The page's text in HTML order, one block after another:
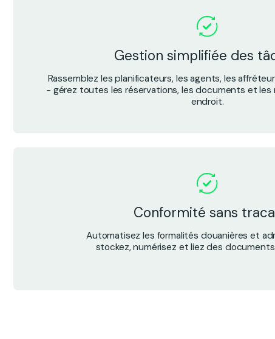
Gestion simplifiée des
Rassemblez les planificateurs, les agents, les
- gérez toutes les réservations, les documents et les
endroit.
Conformité sans
Automatisez les formalités douanières et
stockez, numérisez et liez des